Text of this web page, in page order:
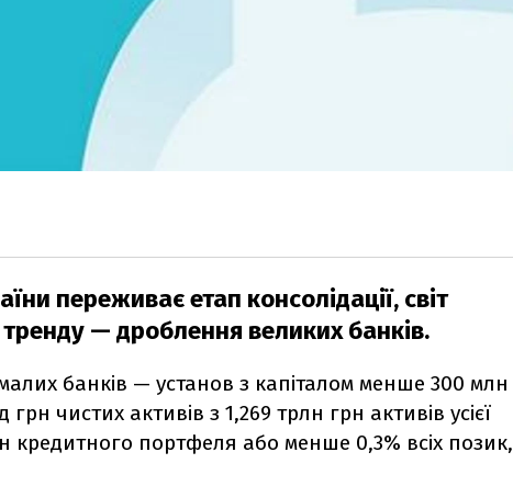
переживає етап консолідації, світ
тренду — дроблення великих банків.
банків — установ з капіталом менше 300 млн
чистих активів з 1,269 трлн грн активів усієї
кредитного портфеля або менше 0,3% всіх позик,